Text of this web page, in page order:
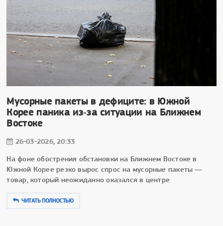
Мусорные пакеты в дефиците: в Южной
Корее паника из‑за ситуации на Ближнем
Востоке
26-03-2026, 20:33
На фоне обострения обстановки на Ближнем Востоке в
Южной Корее резко вырос спрос на мусорные пакеты —
товар, который неожиданно оказался в центре
ЧИТАТЬ ПОЛНОСТЬЮ